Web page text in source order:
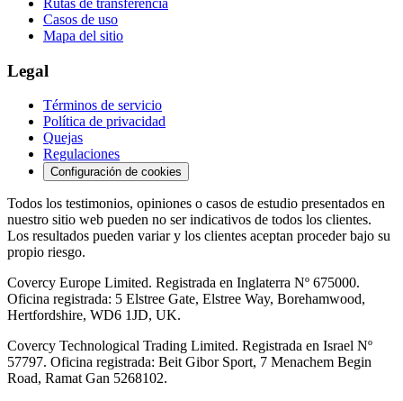
Rutas de transferencia
Casos de uso
Mapa del sitio
Legal
Términos de servicio
Política de privacidad
Quejas
Regulaciones
Configuración de cookies
Todos los testimonios, opiniones o casos de estudio presentados en
nuestro sitio web pueden no ser indicativos de todos los clientes.
Los resultados pueden variar y los clientes aceptan proceder bajo su
propio riesgo.
Covercy Europe Limited. Registrada en Inglaterra Nº 675000.
Oficina registrada: 5 Elstree Gate, Elstree Way, Borehamwood,
Hertfordshire, WD6 1JD, UK.
Covercy Technological Trading Limited. Registrada en Israel Nº
57797. Oficina registrada: Beit Gibor Sport, 7 Menachem Begin
Road, Ramat Gan 5268102.